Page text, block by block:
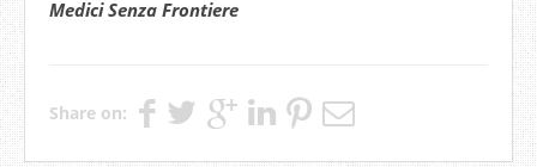
Medici Senza Frontiere
Share on: